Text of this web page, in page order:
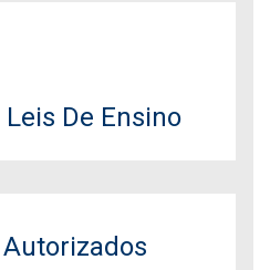
De Ensino